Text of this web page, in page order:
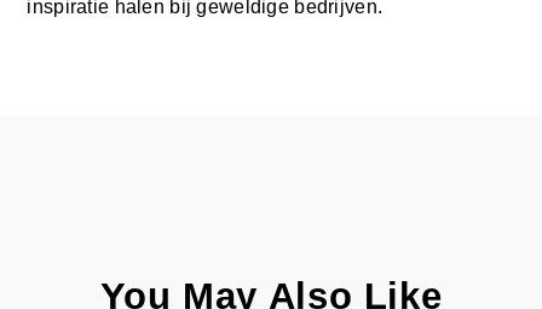
inspiratie halen bij geweldige bedrijven.
You May Also Like